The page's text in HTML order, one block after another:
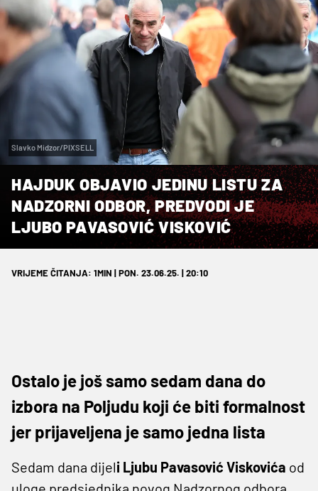
Slavko Midzor/PIXSELL
HAJDUK OBJAVIO JEDINU LISTU ZA
NADZORNI ODBOR, PREDVODI JE
LJUBO PAVASOVIĆ VISKOVIĆ
VRIJEME ČITANJA: 1MIN | PON. 23.06.25. | 20:10
Ostalo je još samo sedam dana do
izbora na Poljudu koji će biti formalnost
jer prijaveljena je samo jedna lista
Sedam dana dijeli Ljubu Pavasović Viskovića od